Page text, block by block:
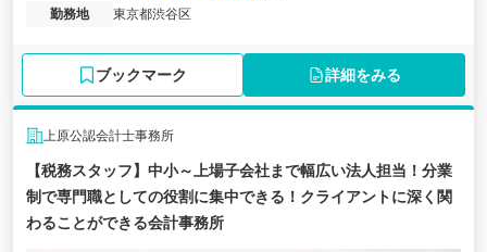
勤務地
東京都渋谷区
ブックマーク 詳細をみる
上原公認会計士事務所
【税務スタッフ】中小～上場子会社まで幅広い法人担当！分業
制で専門職としての役割に集中できる！クライアントに深く関
わることができる会計事務所